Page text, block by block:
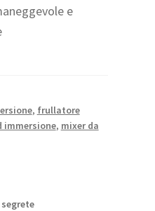
e
, frullatore
immersione, mixer da